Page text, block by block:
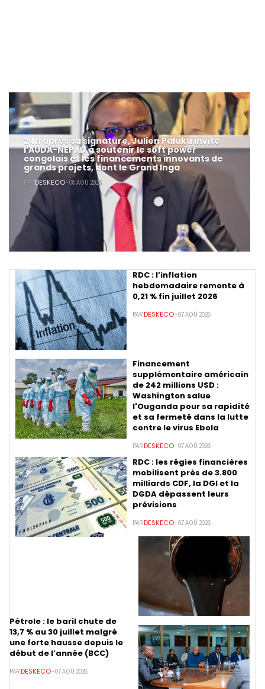
24h après sa signature, Julien Paluku invite
l’AUDA-NEPAD à soutenir le soft power
congolais et les financements innovants de
grands projets, dont le Grand Inga
PAR DESKECO- 08 AOÛ 2026
RDC : l’inflation
hebdomadaire remonte à
0,21 % fin juillet 2026
PAR DESKECO- 07 AOÛ 2026
Financement
supplémentaire américain
de 242 millions USD :
Washington salue
l'Ouganda pour sa rapidité
et sa fermeté dans la lutte
contre le virus Ebola
PAR DESKECO- 07 AOÛ 2026
RDC : les régies financières
mobilisent près de 3.800
milliards CDF, la DGI et la
DGDA dépassent leurs
prévisions
PAR DESKECO- 07 AOÛ 2026
Pétrole : le baril chute de
13,7 % au 30 juillet malgré
une forte hausse depuis le
début de l’année (BCC)
PAR DESKECO- 07 AOÛ 2026